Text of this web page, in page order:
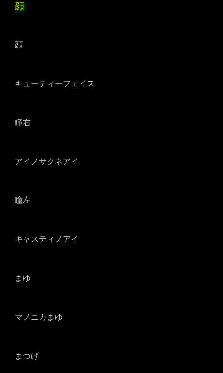
顔
顔
キューティーフェイス
瞳右
アイノサクネアイ
瞳左
キャスティノアイ
まゆ
マノニカまゆ
まつげ